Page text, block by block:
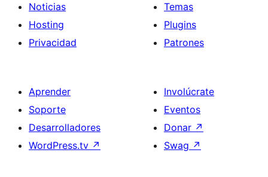
Noticias
Hosting
Privacidad
Temas
Plugins
Patrones
Aprender
Soporte
Desarrolladores
WordPress.tv ↗
Involúcrate
Eventos
Donar ↗
Swag ↗